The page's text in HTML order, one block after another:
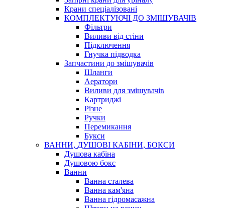
Крани спеціалізовані
КОМПЛЕКТУЮЧІ ДО ЗМІШУВАЧІВ
Фільтри
Виливи від стіни
Підключення
Гнучка підводка
Запчастини до змішувачів
Шланги
Аератори
Виливи для змішувачів
Картриджі
Різне
Ручки
Перемикання
Букси
ВАННИ, ДУШОВІ КАБІНИ, БОКСИ
Душова кабіна
Душовою бокс
Ванни
Ванна сталева
Ванна кам'яна
Ванна гідромасажна